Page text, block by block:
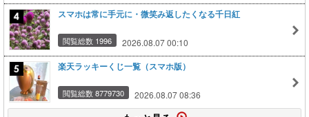
スマホは常に手元に・微笑み返したくなる千日紅
閲覧総数 1996 2026.08.07 00:10
楽天ラッキーくじ一覧（スマホ版）
閲覧総数 8779730 2026.08.07 08:36